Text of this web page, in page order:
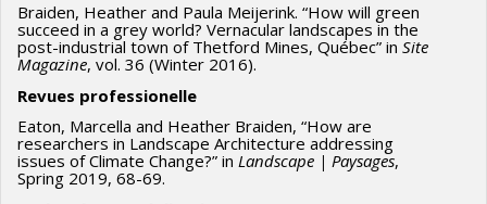
Braiden, Heather and Paula Meijerink. “How will green
succeed in a grey world? Vernacular landscapes in the
post-industrial town of Thetford Mines, Québec” in Site
Magazine, vol. 36 (Winter 2016).
Revues professionelle
Eaton, Marcella and Heather Braiden, “How are
researchers in Landscape Architecture addressing
issues of Climate Change?” in Landscape | Paysages,
Spring 2019, 68-69.